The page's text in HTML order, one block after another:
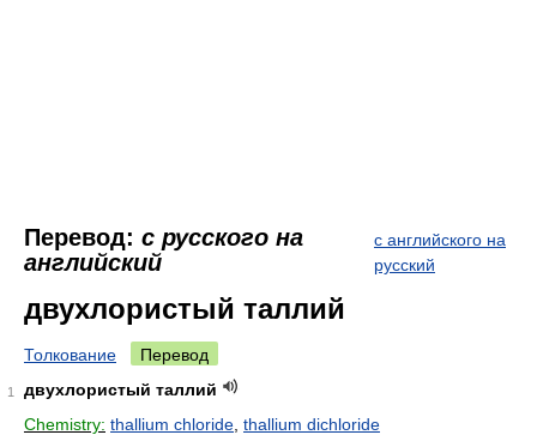
Перевод: с русского на
английский
с английского на
русский
двухлористый таллий
Толкование Перевод
1
двухлористый таллий
Chemistry: thallium chloride thallium dichloride